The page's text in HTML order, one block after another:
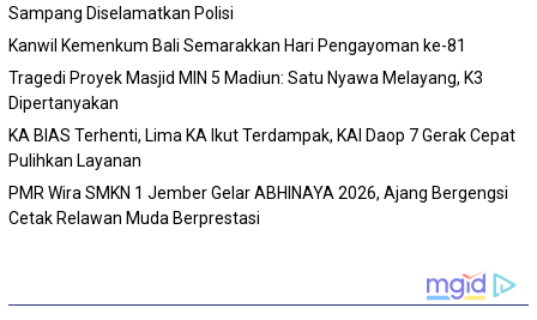
Sampang Diselamatkan Polisi
Kanwil Kemenkum Bali Semarakkan Hari Pengayoman ke-81
Tragedi Proyek Masjid MIN 5 Madiun: Satu Nyawa Melayang, K3
Dipertanyakan
KA BIAS Terhenti, Lima KA Ikut Terdampak, KAI Daop 7 Gerak Cepat
Pulihkan Layanan
PMR Wira SMKN 1 Jember Gelar ABHINAYA 2026, Ajang Bergengsi
Cetak Relawan Muda Berprestasi